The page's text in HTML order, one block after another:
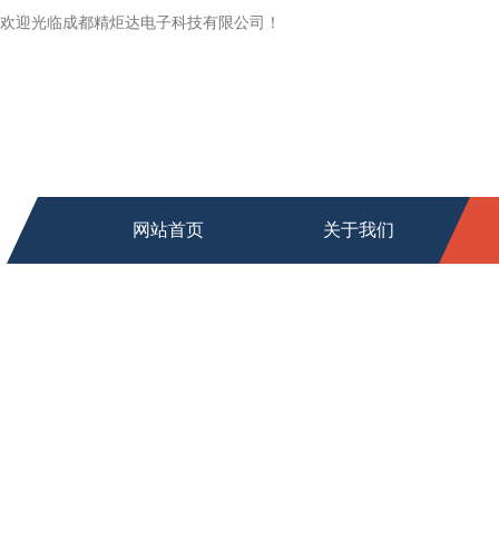
欢迎光临成都精炬达电子科技有限公司！
网站首页 关于我们